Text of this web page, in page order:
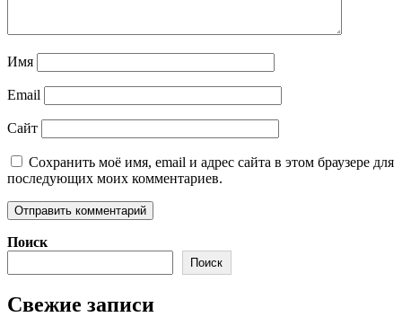
Имя
Email
Сайт
Сохранить моё имя, email и адрес сайта в этом браузере для
последующих моих комментариев.
Поиск
Поиск
Свежие записи